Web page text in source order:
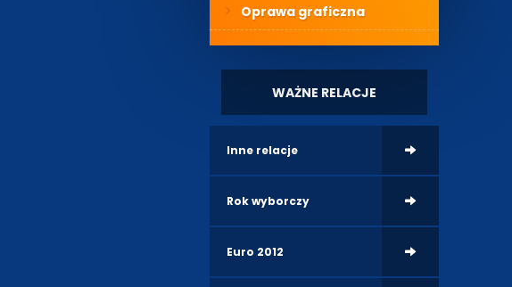
Oprawa graficzna
WAŻNE RELACJE
Inne relacje
Rok wyborczy
Euro 2012